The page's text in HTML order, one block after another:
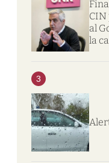
CIN
al
la
3